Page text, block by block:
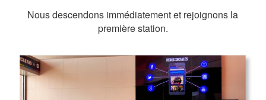
Nous descendons immédiatement et rejoignons la
première station.